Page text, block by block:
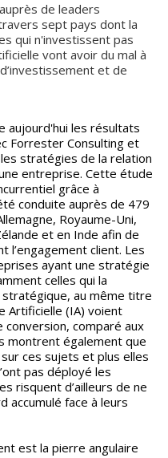
de leaders
sept pays dont la
qui n'investissent pas
vont avoir du mal à
et de
Forrester Consulting et
stratégies de la relation
entreprise. Cette étude
grâce à
conduite auprès de 479
Royaume-Uni,
et en Inde afin de
l’engagement client. Les
ayant une stratégie
celles qui la
au même titre
Artificielle (IA) voient
comparé aux
montrent également que
ces sujets et plus elles
pas déployé les
risquent d’ailleurs de ne
accumulé face à leurs
est la pierre angulaire